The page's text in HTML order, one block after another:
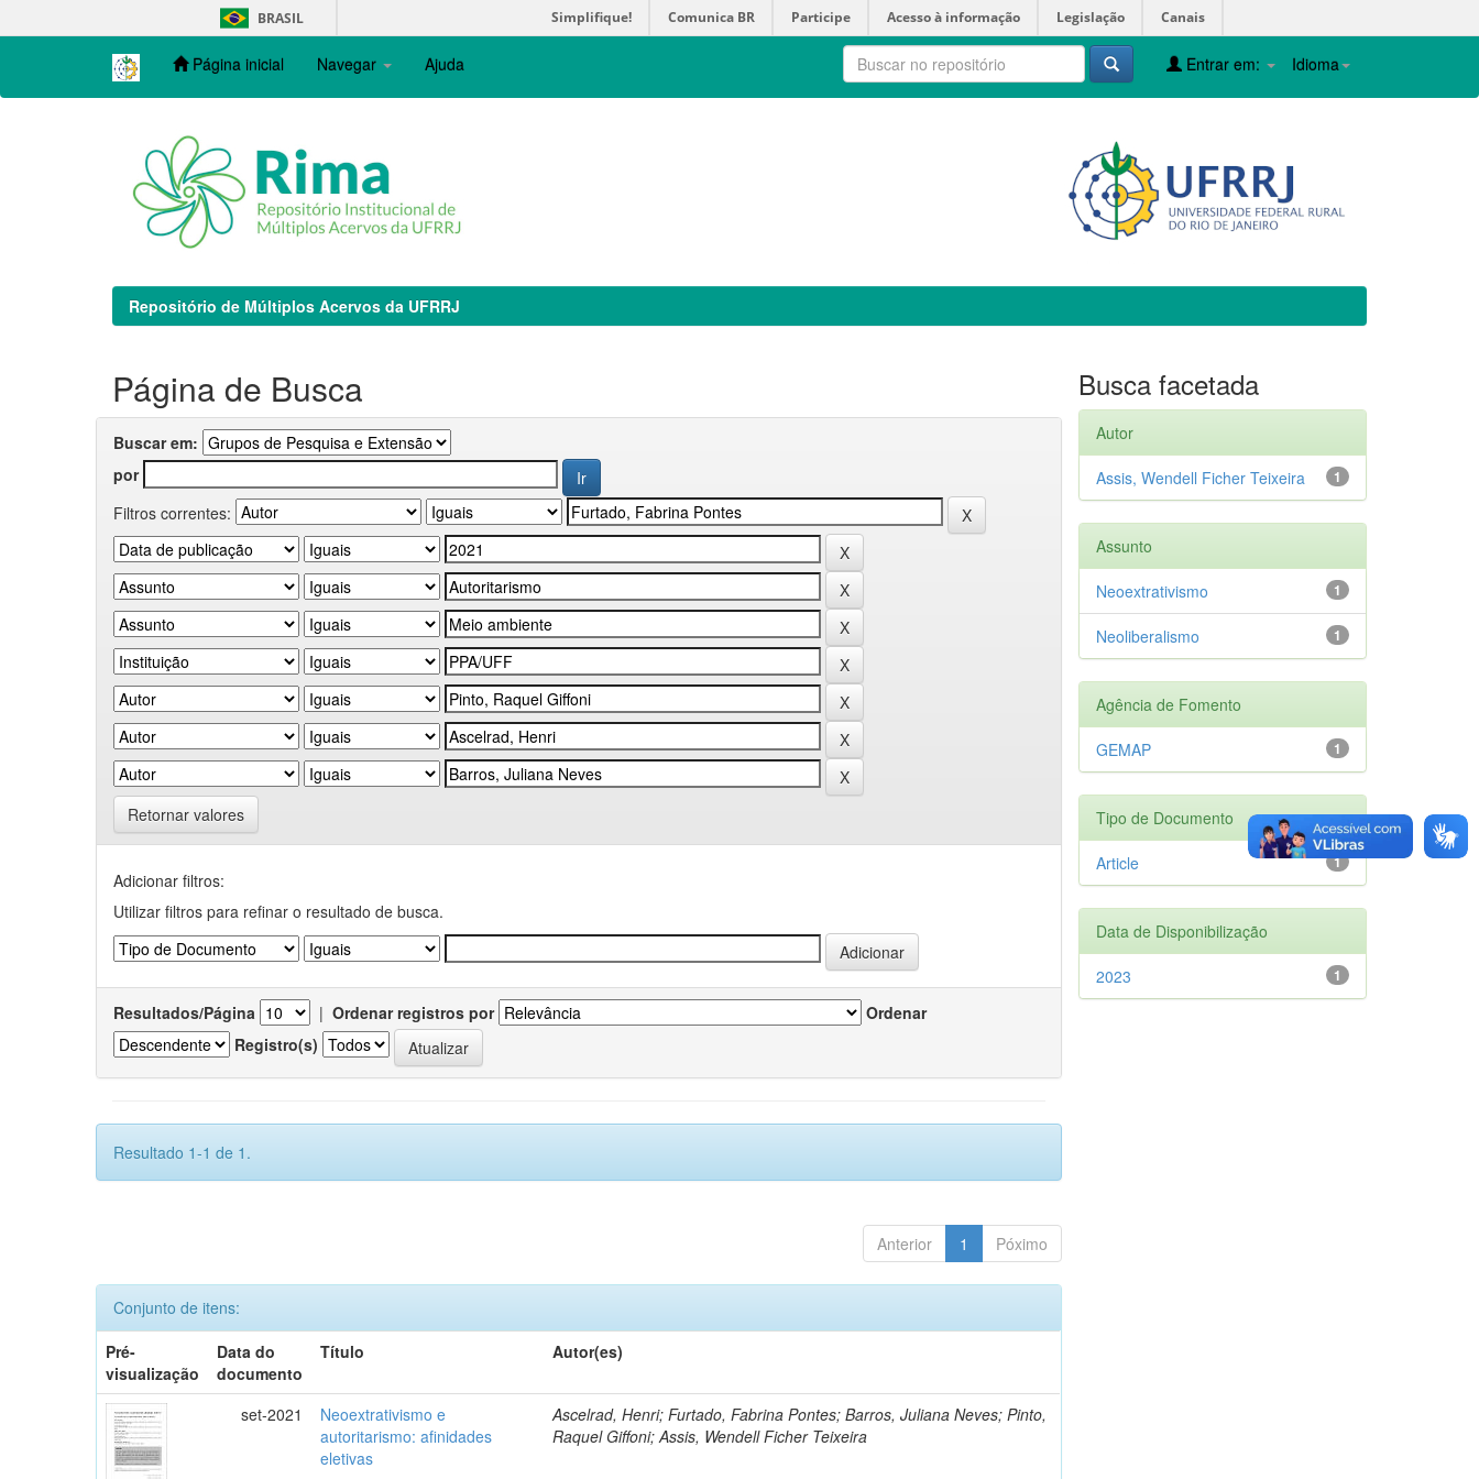
navigation
BRASIL Simplifique! Comunica BR Participe Acesso à informação Legislação Canais
Página inicial Navegar Ajuda Idioma
Entrar em:
Repositório de Múltiplos Acervos da UFRRJ
Página de Busca
Buscar em:
por
Filtros correntes:
Retornar valores
Adicionar filtros:
Utilizar filtros para refinar o resultado de busca.
Resultados/Página | Ordenar registros por
Ordenar
Registro(s)
Resultado 1-1 de 1.
Anterior 1 Póximo
Conjunto de itens:
Pré-
visualização
Data do
documento
Título Autor(es)
set-2021
Neoextrativismo e
autoritarismo: afinidades
eletivas
Ascelrad, Henri; Furtado, Fabrina Pontes; Barros, Juliana Neves; Pinto,
Raquel Giffoni; Assis, Wendell Ficher Teixeira
Busca facetada
Autor
1
Assis, Wendell Ficher Teixeira
Assunto
1
Neoextrativismo
1
Neoliberalismo
Agência de Fomento
1
GEMAP
Tipo de Documento
1
Article
Data de Disponibilização
1
2023